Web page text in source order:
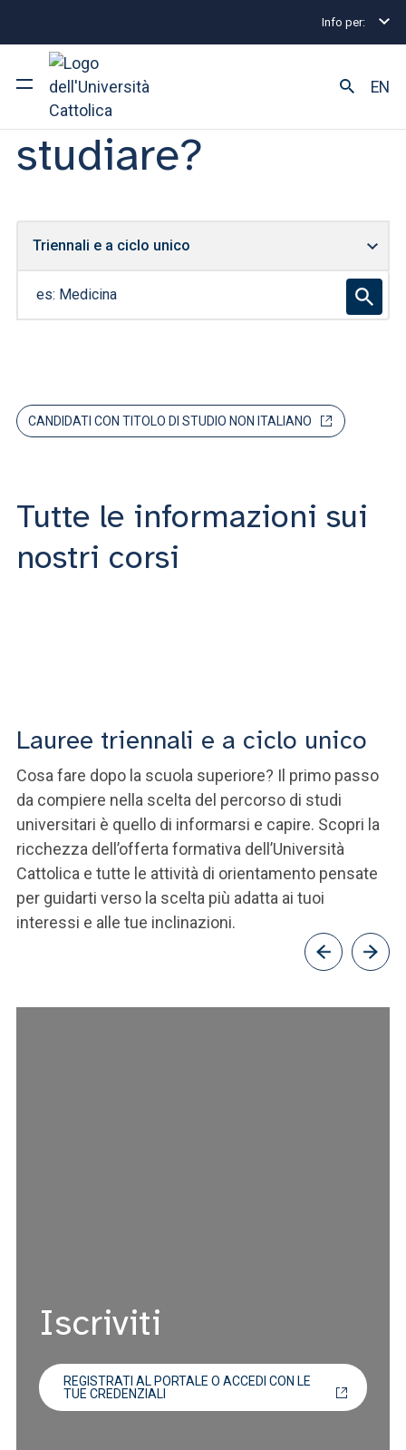
Info per:
Ateneo
Ricerca
Facoltà e campus
ACCEDI ALLA MAIL ICATT
EN
Che cosa vuoi
studiare?
Triennali e a ciclo unico
CANDIDATI CON TITOLO DI STUDIO NON ITALIANO
Tutte le informazioni sui
nostri corsi
Lauree triennali e a ciclo unico
Cosa fare dopo la scuola superiore? Il primo passo
da compiere nella scelta del percorso di studi
universitari è quello di informarsi e capire. Scopri la
ricchezza dell’offerta formativa dell’Università
Cattolica e tutte le attività di orientamento pensate
per guidarti verso la scelta più adatta ai tuoi
interessi e alle tue inclinazioni.
Iscriviti
REGISTRATI AL PORTALE O ACCEDI CON LE
TUE CREDENZIALI